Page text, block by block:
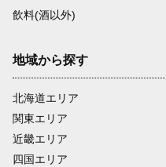
飲料(酒以外)
地域から探す
北海道エリア
関東エリア
近畿エリア
四国エリア